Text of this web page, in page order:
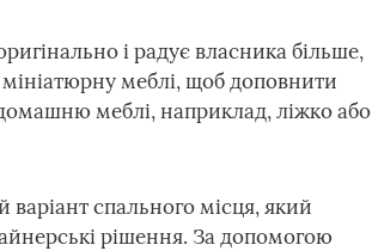
і радує власника більше,
меблі, щоб доповнити
меблі, наприклад, ліжко або
спального місця, який
рішення. За допомогою